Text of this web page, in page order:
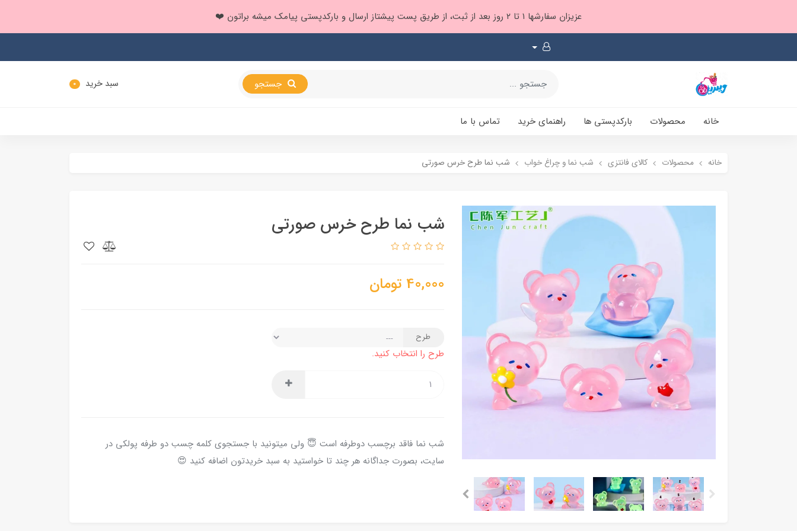
عزیزان سفارشها ۱ تا ۲ روز بعد از ثبت، از طریق پست پیشتاز ارسال و بارکدپستی پیامک میشه براتون ❤️
سبد خرید 0
خانه محصولات بارکدپستی ها راهنمای خرید تماس با ما
خانه محصولات کالای فانتزی شب نما و چراغ خواب شب نما طرح خرس صورتی
شب نما طرح خرس صورتی
40,000 تومان
طرح
طرح را انتخاب کنید.
شب نما فاقد برچسب دوطرفه است 😇 ولی میتونید با جستجوی کلمه چسب دو طرفه پولکی در
سایت، بصورت جداگانه هر چند تا خواستید به سبد خریدتون اضافه کنید 😍